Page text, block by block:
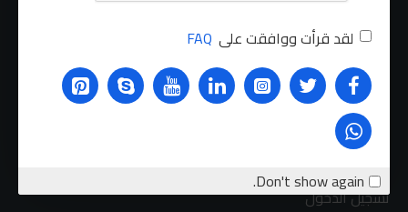
لقد قرأت ووافقت على FAQ
Don't show again.
الطلبات
حسابي
الطلبات
تسجيل الدخول